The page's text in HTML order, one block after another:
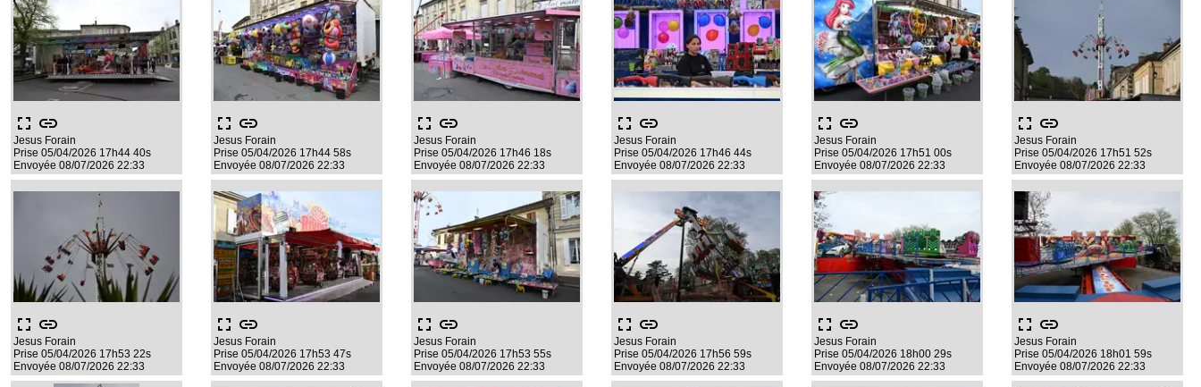
fullscreen link
Jesus Forain
Prise 05/04/2026 17h44 40s
Envoyée 08/07/2026 22:33
fullscreen link
Jesus Forain
Prise 05/04/2026 17h44 58s
Envoyée 08/07/2026 22:33
fullscreen link
Jesus Forain
Prise 05/04/2026 17h46 18s
Envoyée 08/07/2026 22:33
fullscreen link
Jesus Forain
Prise 05/04/2026 17h46 44s
Envoyée 08/07/2026 22:33
fullscreen link
Jesus Forain
Prise 05/04/2026 17h51 00s
Envoyée 08/07/2026 22:33
fullscreen link
Jesus Forain
Prise 05/04/2026 17h51 52s
Envoyée 08/07/2026 22:33
fullscreen link
Jesus Forain
Prise 05/04/2026 17h53 22s
Envoyée 08/07/2026 22:33
fullscreen link
Jesus Forain
Prise 05/04/2026 17h53 47s
Envoyée 08/07/2026 22:33
fullscreen link
Jesus Forain
Prise 05/04/2026 17h53 55s
Envoyée 08/07/2026 22:33
fullscreen link
Jesus Forain
Prise 05/04/2026 17h56 59s
Envoyée 08/07/2026 22:33
fullscreen link
Jesus Forain
Prise 05/04/2026 18h00 29s
Envoyée 08/07/2026 22:33
fullscreen link
Jesus Forain
Prise 05/04/2026 18h01 59s
Envoyée 08/07/2026 22:33